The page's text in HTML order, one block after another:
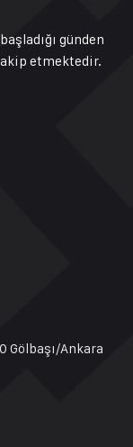
günden
etmektedir.
Gölbaşı/Ankara